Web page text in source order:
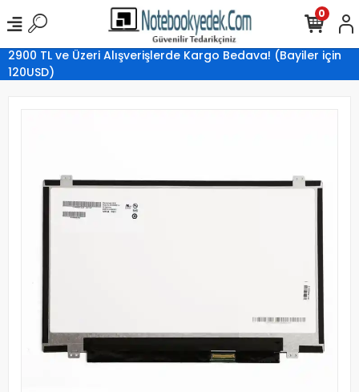
2900 TL ve Üzeri Alışverişlerde Kargo Bedava! (Bayiler için
120USD)
0